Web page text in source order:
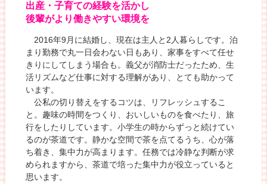
出産・子育ての経験を活かし
後輩がより働きやすい環境を
2016年9月に結婚し、現在は主人と2人暮らしです。泊
まり勤務で丸一日会わない日もあり、家事をすべて任せ
きりにしてしまう場合も。義父が消防士だったため、生
活リズムなど仕事に対する理解があり、とても助かって
います。
公私の切り替えをするコツは、リフレッシュするこ
と。趣味の時間をつくり、おいしいものを食べたり、旅
行をしたりしています。小学生の時からずっと続けてい
るのが茶道です。静かな空間で茶を点てるうち、心が落
ち着き、集中力が高まります。任務では冷静な判断が求
められますから、茶道で培った集中力が役立っていると
思います。